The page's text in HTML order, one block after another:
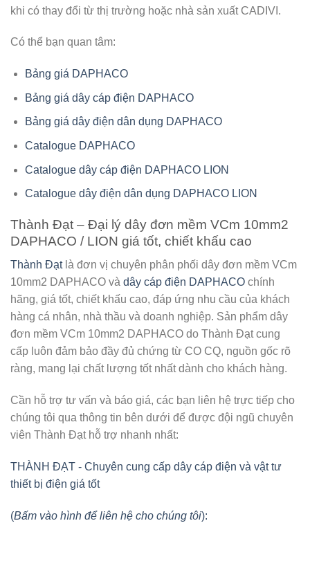
khi có thay đổi từ thị trường hoặc nhà sản xuất CADIVI.
Có thể bạn quan tâm:
Bảng giá DAPHACO
Bảng giá dây cáp điện DAPHACO
Bảng giá dây điện dân dụng DAPHACO
Catalogue DAPHACO
Catalogue dây cáp điện DAPHACO LION
Catalogue dây điện dân dụng DAPHACO LION
Thành Đạt – Đại lý dây đơn mềm VCm 10mm2
DAPHACO / LION giá tốt, chiết khấu cao
Thành Đạtlà đơn vị chuyên phân phối dây đơn mềm VCm
10mm2 DAPHACO và dây cáp điện DAPHACO chính
hãng, giá tốt, chiết khấu cao, đáp ứng nhu cầu của khách
hàng cá nhân, nhà thầu và doanh nghiệp. Sản phẩm dây
đơn mềm VCm 10mm2 DAPHACO do Thành Đạt cung
cấp luôn đảm bảo đầy đủ chứng từ CO CQ, nguồn gốc rõ
ràng, mang lại chất lượng tốt nhất dành cho khách hàng.
Cần hỗ trợ tư vấn và báo giá, các bạn liên hệ trực tiếp cho
chúng tôi qua thông tin bên dưới để được đội ngũ chuyên
viên Thành Đạt hỗ trợ nhanh nhất:
THÀNH ĐẠT - Chuyên cung cấp dây cáp điện và vật tư
thiết bị điện giá tốt
(Bấm vào hình để liên hệ cho chúng tôi):